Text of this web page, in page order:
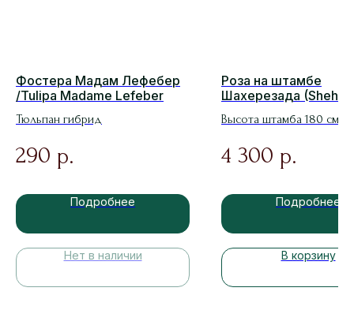
Фостера Мадам Лефебер
/Tulipa Madame Lefeber
Тюльпан гибрид
290 р.
Подробнее
Нет в наличии
Роза на штамбе
Шахерезада
Высота штамба 180 см
4 300 р.
Подробнее
В корзину